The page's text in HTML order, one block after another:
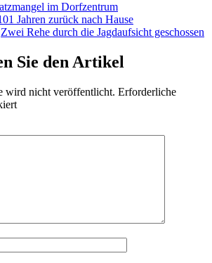
im Dorfzentrum
Jahren zurück nach Hause
Zwei Rehe durch die Jagdaufsicht geschossen
Sie den Artikel
wird nicht veröffentlicht. Erforderliche